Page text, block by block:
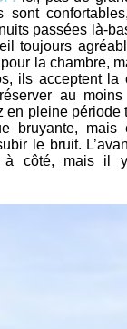
sont
passées là-
toujours
la chambre,
ils acceptent la
au
en pleine période
bruyante, mais
le bruit.
à côté, mais il